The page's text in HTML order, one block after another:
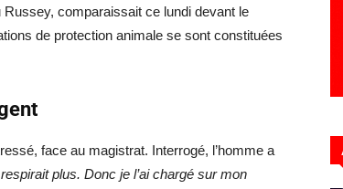
comparaissait ce lundi devant le
de protection animale se sont constituées
face au magistrat. Interrogé, l’homme a
plus. Donc je l’ai chargé sur mon